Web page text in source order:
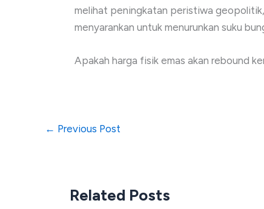
melihat peningkatan peristiwa
menyarankan untuk menurunkan suku
Apakah harga fisik emas akan rebound
← Previous Post
Related Posts